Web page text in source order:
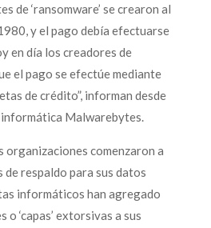
de ‘ransomware’ se crearon al
y el pago debía efectuarse
en día los creadores de
el pago se efectúe mediante
de crédito”, informan desde
Malwarebytes.
organizaciones comenzaron a
de respaldo para sus datos
informáticos han agregado
‘capas’ extorsivas a sus